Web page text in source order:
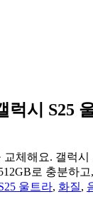
럭시 S25
체해요. 갤럭
로 충분하
울트라, 화질,